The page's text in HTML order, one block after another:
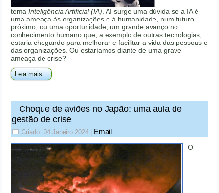
temaInteligência Artificial (IA). Aí surge uma dúvida se a IA é
uma ameaça às organizações e à humanidade, num futuro
próximo, ou uma oportunidade, um grande avanço no
conhecimento humano que, a exemplo de outras tecnologias,
estaria chegando para melhorar e facilitar a vida das pessoas e
das organizações. Ou estaríamos diante de uma grave
ameaça de crise?
Leia mais...
Choque de aviões no Japão: uma aula de
gestão de crise
Criado: 04 Janeiro 2024 Email
O